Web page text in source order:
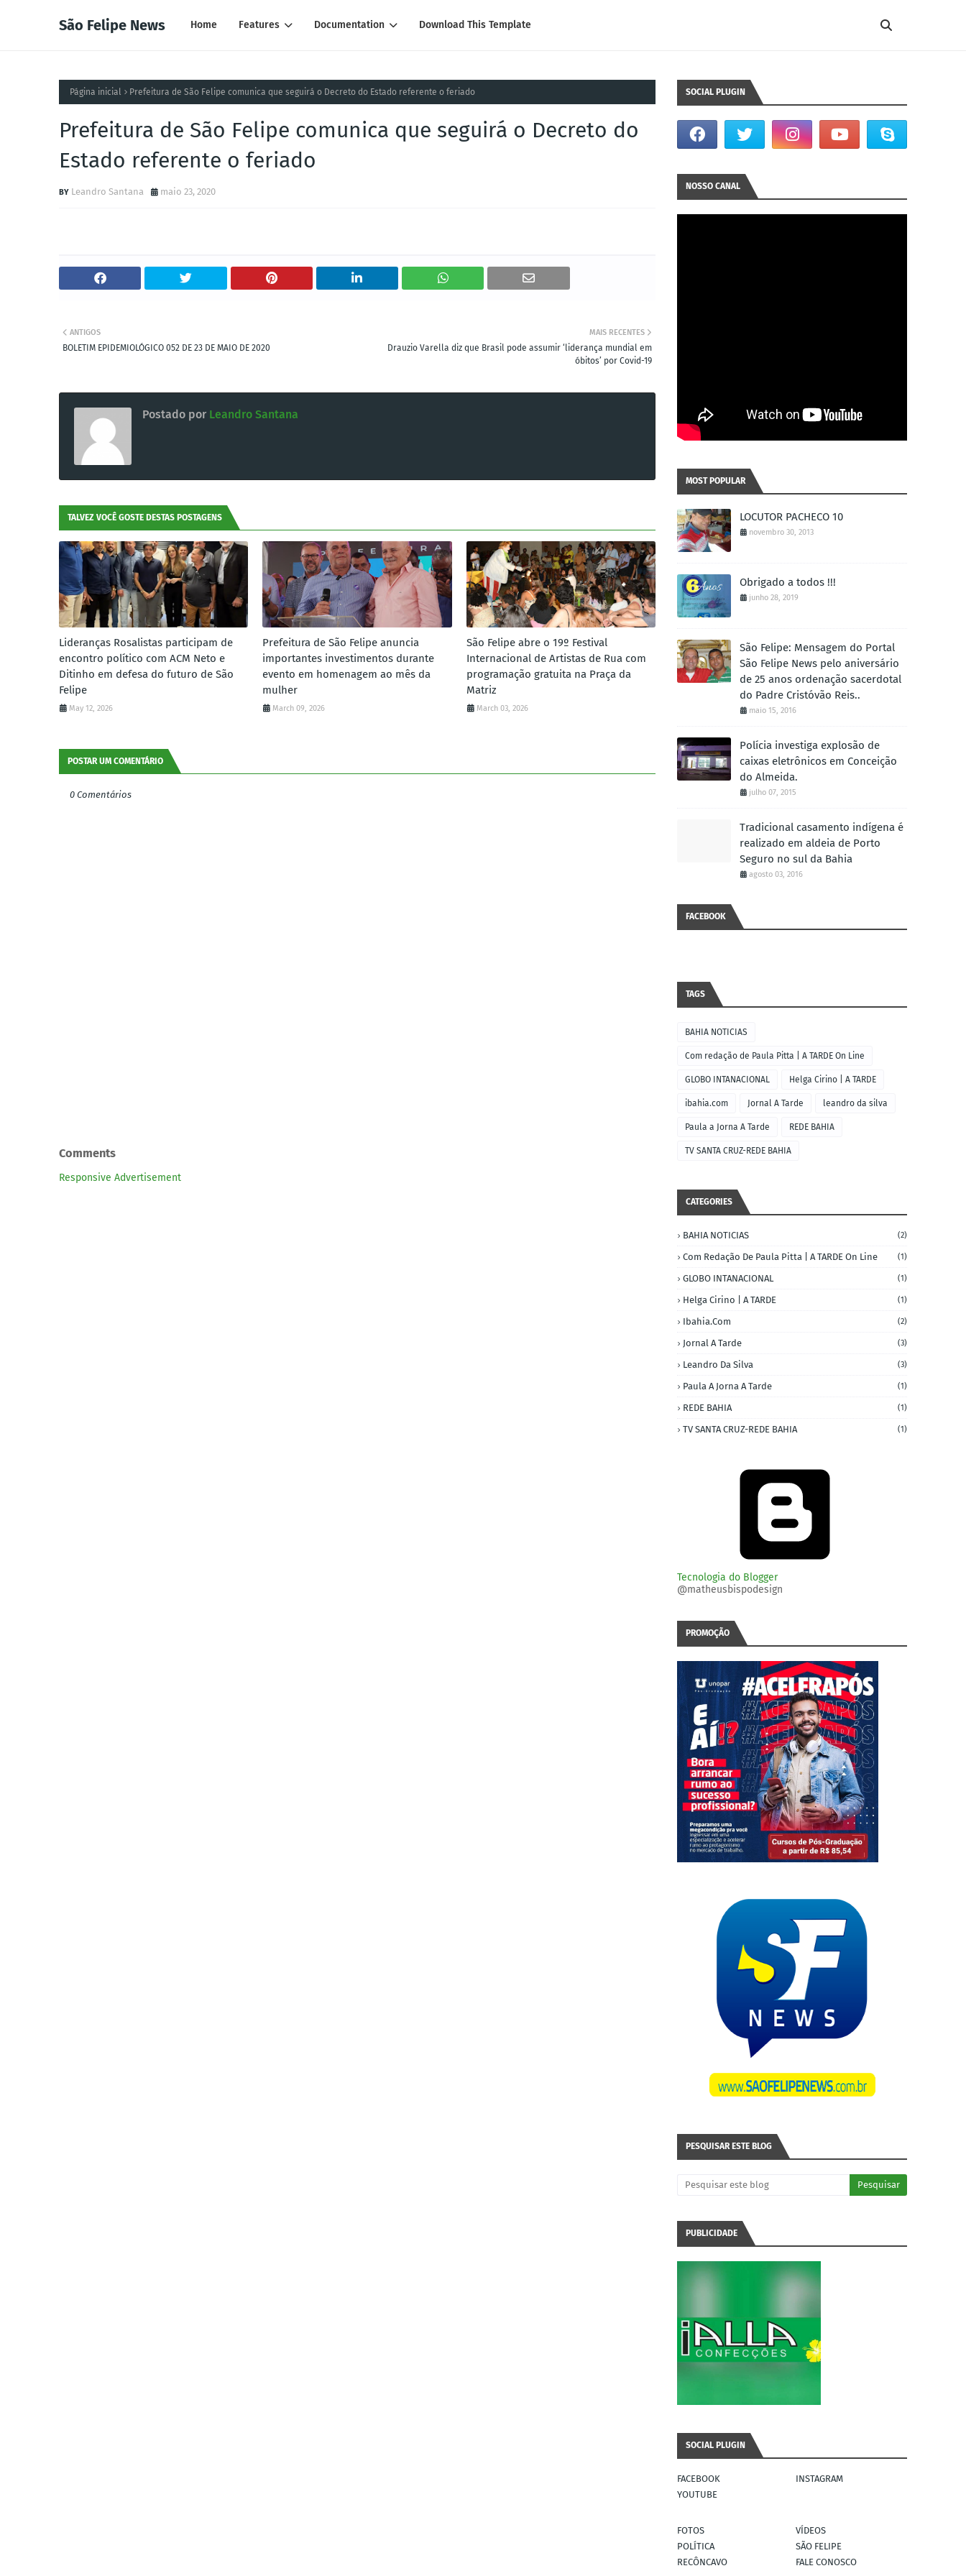
São Felipe News Home Features Documentation Download This Template
Página inicial Prefeitura de São Felipe comunica que seguirá o Decreto do Estado referente o feriado
Prefeitura de São Felipe comunica que seguirá o Decreto do
Estado referente o feriado
Leandro Santana maio 23, 2020
MAIS RECENTES
Drauzio Varella diz que Brasil pode assumir ‘liderança mundial em
óbitos’ por Covid-19
ANTIGOS
BOLETIM EPIDEMIOLÓGICO 052 DE 23 DE MAIO DE 2020
Postado por Leandro Santana
TALVEZ VOCÊ GOSTE DESTAS POSTAGENS
Lideranças Rosalistas participam de
encontro político com ACM Neto e
Ditinho em defesa do futuro de São
Felipe
May 12, 2026
Prefeitura de São Felipe anuncia
importantes investimentos durante
evento em homenagem ao mês da
mulher
March 09, 2026
São Felipe abre o 19º Festival
Internacional de Artistas de Rua com
programação gratuita na Praça da
Matriz
March 03, 2026
POSTAR UM COMENTÁRIO
0 Comentários
Comments
Responsive Advertisement
SOCIAL PLUGIN
NOSSO CANAL
MOST POPULAR
LOCUTOR PACHECO 10
novembro 30, 2013
Obrigado a todos !!!
junho 28, 2019
São Felipe: Mensagem do Portal
São Felipe News pelo aniversário
de 25 anos ordenação sacerdotal
do Padre Cristóvão Reis..
maio 15, 2016
Polícia investiga explosão de
caixas eletrônicos em Conceição
do Almeida.
julho 07, 2015
Tradicional casamento indígena é
realizado em aldeia de Porto
Seguro no sul da Bahia
agosto 03, 2016
FACEBOOK
TAGS
BAHIA NOTICIAS
Com redação de Paula Pitta | A TARDE On Line
GLOBO INTANACIONAL Helga Cirino | A TARDE
ibahia.com Jornal A Tarde leandro da silva
Paula a Jorna A Tarde REDE BAHIA
TV SANTA CRUZ-REDE BAHIA
CATEGORIES
BAHIA NOTICIAS (2)
Com Redação De Paula Pitta | A TARDE On Line (1)
GLOBO INTANACIONAL (1)
Helga Cirino | A TARDE (1)
Ibahia.com (2)
Jornal A Tarde (3)
Leandro Da Silva (3)
Paula A Jorna A Tarde (1)
REDE BAHIA (1)
TV SANTA CRUZ-REDE BAHIA (1)
Tecnologia do Blogger
@matheusbispodesign
PROMOÇÃO
PESQUISAR ESTE BLOG
PUBLICIDADE
SOCIAL PLUGIN
FACEBOOK
INSTAGRAM
YOUTUBE
FOTOS
VÍDEOS
POLÍTICA
SÃO FELIPE
RECÔNCAVO
FALE CONOSCO